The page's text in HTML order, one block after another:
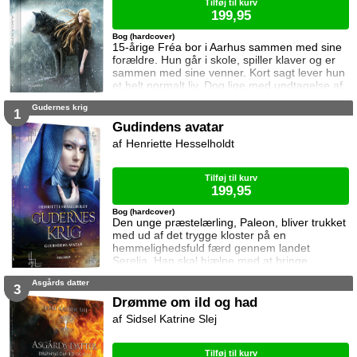
15-årige Fréa bor i Aarhus sammen med sine
forældre. Hun går i skole, spiller klaver og er
sammen med sine venner. Kort sagt lever hun
et helt normalt liv. Dog lige med undtagelse af
at hendes drømme har en ubehagelig tendens
indbrud i hjemmet, kæmper hendes mor imod
familiehemmelighed. Hun og faren kommer fra
Bog (hardcover)
Tilføj til kurv
199,95
1 Gudernes krig
Gudindens avatar
Den unge præstelærling, Paleon, bliver trukket
med ud af det trygge kloster på en
hemmelighedsfuld færd gennem landet
Serelia. Han skal hjælpe med at bringe
elveren, Si’il, til gudinden Haias tempel hvor
lurende krig mellem guderne. Med sig har de
tre gamle krigskammerater der hver gemmer
på deres hemmeligheder, samt en ung kvinde
Bog (hardcover)
Henriette Hesselholdt
Tilføj til kurv
199,95
3 Asgårds datter
Drømme om ild og had
Sidsel Katrine Slej
Tilføj til kurv